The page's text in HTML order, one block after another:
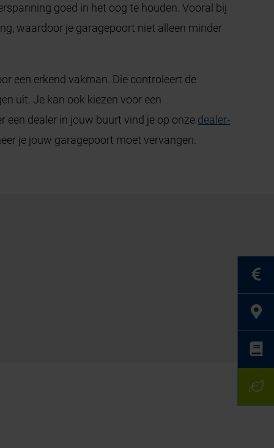
goed in het oog te houden. Vooral bij
waardoor je garagepoort niet alleen minder
een erkend vakman. Die controleert de
uit. Je kan ook kiezen voor een
een dealer in jouw buurt vind je op onze dealer-
je jouw garagepoort moet vervangen.